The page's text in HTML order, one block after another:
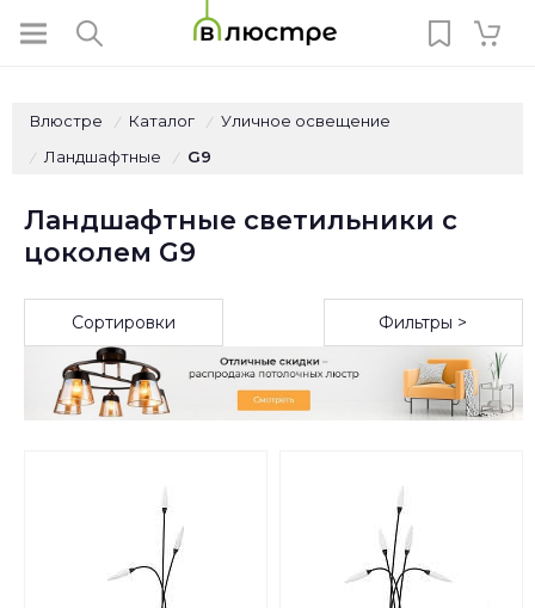
Влюстре / Каталог / Уличное освещение
/ Ландшафтные / G9
Ландшафтные светильники с
цоколем G9
Сортировки Фильтры >